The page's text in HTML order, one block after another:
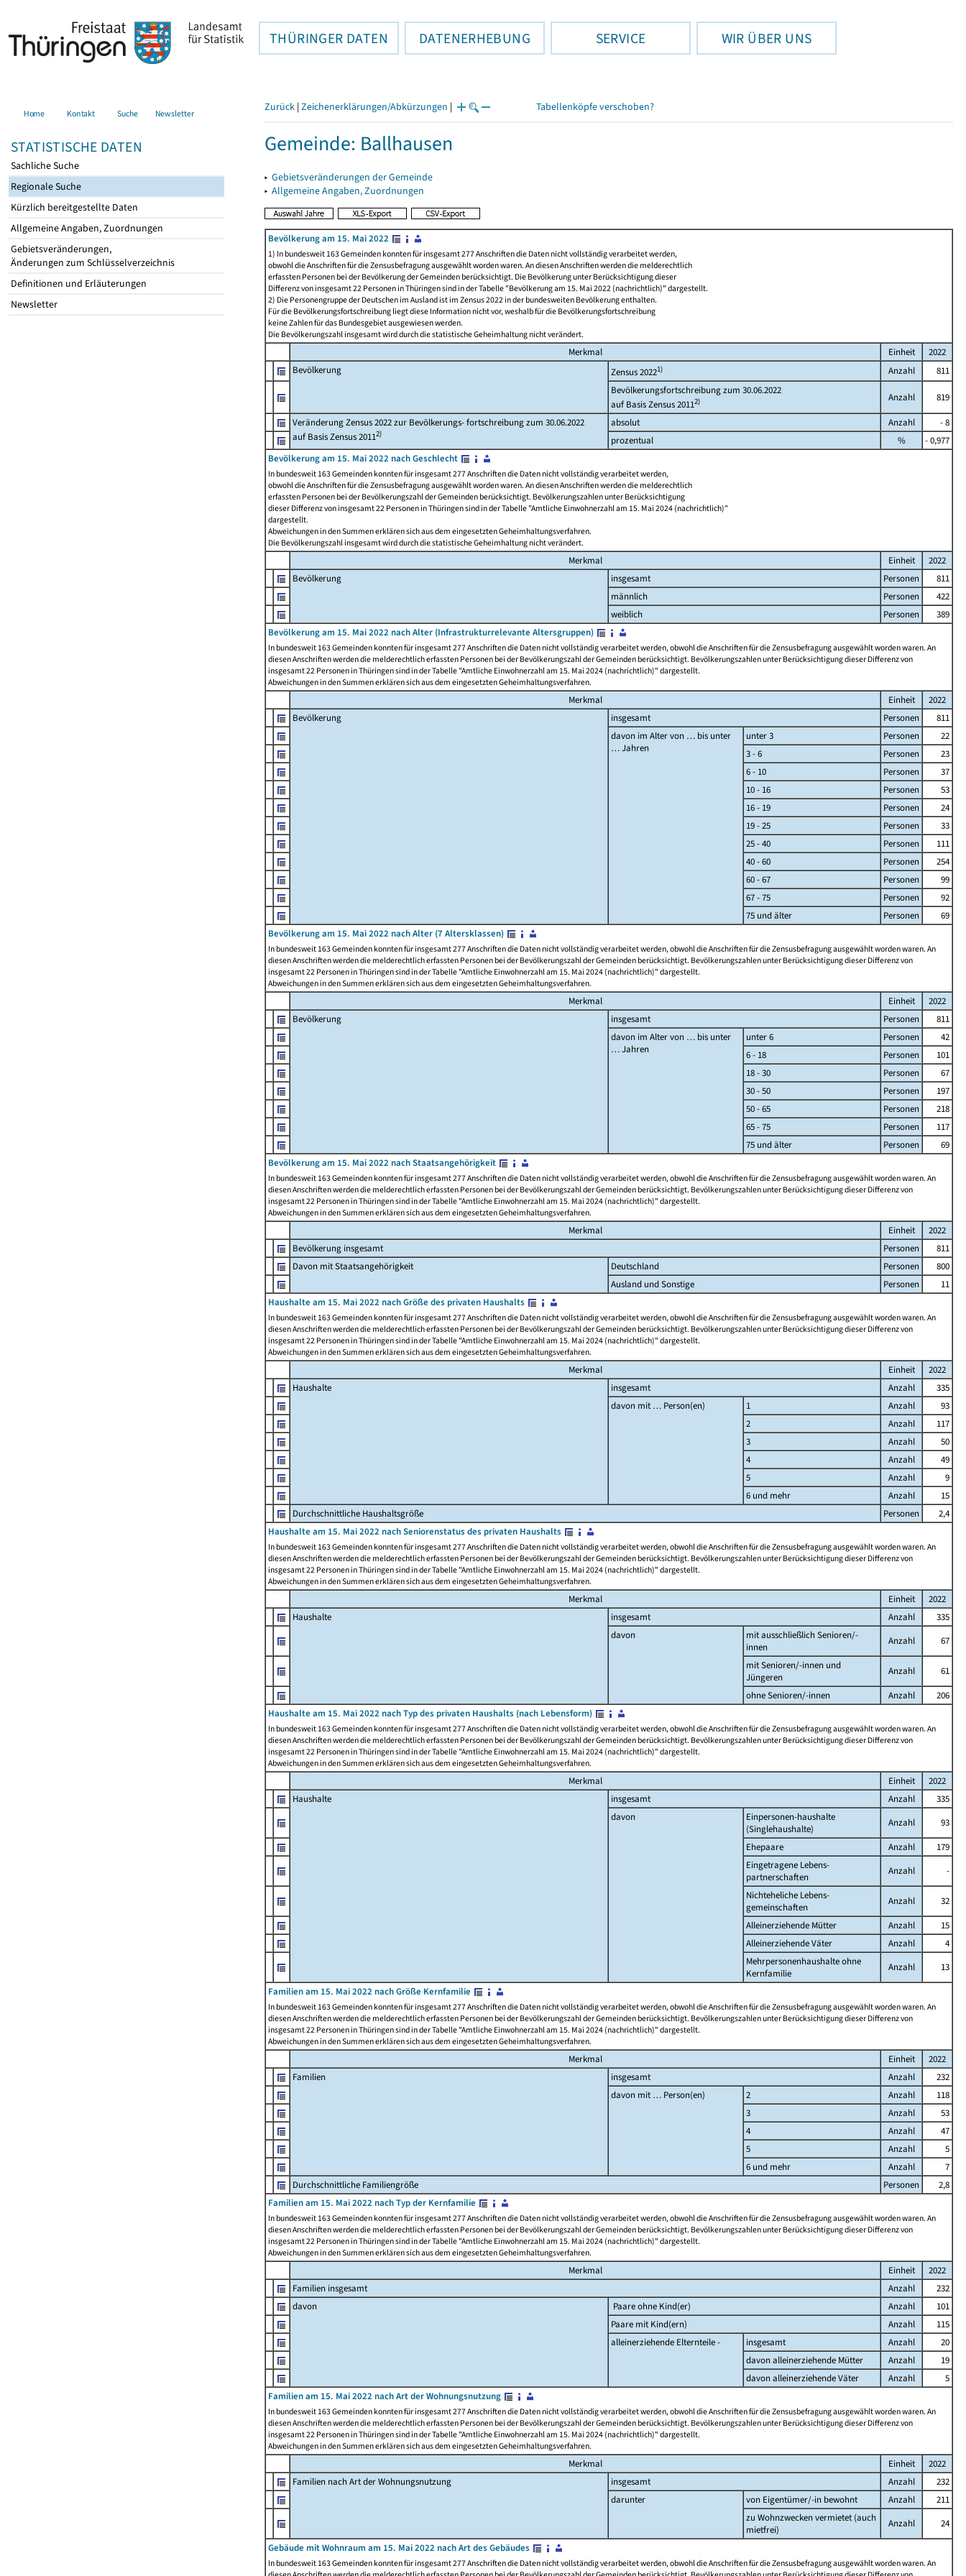
THÜRINGER DATEN DATENERHEBUNG SERVICE WIR ÜBER UNS
Home Kontakt Suche Newsletter
STATISTISCHE DATEN
Sachliche Suche
Regionale Suche
Kürzlich bereitgestellte Daten
Allgemeine Angaben, Zuordnungen
Gebietsveränderungen,
Änderungen zum Schlüsselverzeichnis
Definitionen und Erläuterungen
Newsletter
Zurück | Zeichenerklärungen/Abkürzungen | Tabellenköpfe verschoben?
Gemeinde: Ballhausen
▸ Gebietsveränderungen der Gemeinde
▸ Allgemeine Angaben, Zuordnungen
Bevölkerung am 15. Mai 2022
1) In bundesweit 163 Gemeinden konnten für insgesamt 277 Anschriften die Daten nicht vollständig verarbeitet werden,
obwohl die Anschriften für die Zensusbefragung ausgewählt worden waren. An diesen Anschriften werden die melderechtlich
erfassten Personen bei der Bevölkerung der Gemeinden berücksichtigt. Die Bevölkerung unter Berücksichtigung dieser
Differenz von insgesamt 22 Personen in Thüringen sind in der Tabelle "Bevölkerung am 15. Mai 2022 (nachrichtlich)" dargestellt.
2) Die Personengruppe der Deutschen im Ausland ist im Zensus 2022 in der bundesweiten Bevölkerung enthalten.
Für die Bevölkerungsfortschreibung liegt diese Information nicht vor, weshalb für die Bevölkerungsfortschreibung
keine Zahlen für das Bundesgebiet ausgewiesen werden.
Die Bevölkerungszahl insgesamt wird durch die statistische Geheimhaltung nicht verändert.
Merkmal Einheit
2022
Bevölkerung
Zensus 20221) Anzahl
811
Bevölkerungsfortschreibung zum 30.06.2022
auf Basis Zensus 20112) Anzahl 819
Veränderung Zensus 2022 zur Bevölkerungs- fortschreibung zum 30.06.2022
auf Basis Zensus 20112)
absolut Anzahl
- 8
prozentual
%
- 0,977
Bevölkerung am 15. Mai 2022 nach Geschlecht
In bundesweit 163 Gemeinden konnten für insgesamt 277 Anschriften die Daten nicht vollständig verarbeitet werden,
obwohl die Anschriften für die Zensusbefragung ausgewählt worden waren. An diesen Anschriften werden die melderechtlich
erfassten Personen bei der Bevölkerungszahl der Gemeinden berücksichtigt. Bevölkerungszahlen unter Berücksichtigung
dieser Differenz von insgesamt 22 Personen in Thüringen sind in der Tabelle "Amtliche Einwohnerzahl am 15. Mai 2024 (nachrichtlich)"
dargestellt.
Abweichungen in den Summen erklären sich aus dem eingesetzten Geheimhaltungsverfahren.
Die Bevölkerungszahl insgesamt wird durch die statistische Geheimhaltung nicht verändert.
Merkmal Einheit
2022
Bevölkerung
insgesamt Personen
811
männlich
Personen
422
weiblich
Personen
389
Bevölkerung am 15. Mai 2022 nach Alter (Infrastrukturrelevante Altersgruppen)
In bundesweit 163 Gemeinden konnten für insgesamt 277 Anschriften die Daten nicht vollständig verarbeitet werden, obwohl die Anschriften für die Zensusbefragung ausgewählt worden waren. An
diesen Anschriften werden die melderechtlich erfassten Personen bei der Bevölkerungszahl der Gemeinden berücksichtigt. Bevölkerungszahlen unter Berücksichtigung dieser Differenz von
insgesamt 22 Personen in Thüringen sind in der Tabelle "Amtliche Einwohnerzahl am 15. Mai 2024 (nachrichtlich)" dargestellt.
Abweichungen in den Summen erklären sich aus dem eingesetzten Geheimhaltungsverfahren.
Merkmal Einheit
2022
Bevölkerung
insgesamt Personen
811
davon im Alter von … bis unter
… Jahren
unter 3 Personen
22
3 - 6
Personen
23
6 - 10
Personen
37
10 - 16
Personen
53
16 - 19
Personen
24
19 - 25
Personen
33
25 - 40
Personen
111
40 - 60
Personen
254
60 - 67
Personen
99
67 - 75
Personen
92
75 und älter
Personen
69
Bevölkerung am 15. Mai 2022 nach Alter (7 Altersklassen)
In bundesweit 163 Gemeinden konnten für insgesamt 277 Anschriften die Daten nicht vollständig verarbeitet werden, obwohl die Anschriften für die Zensusbefragung ausgewählt worden waren. An
diesen Anschriften werden die melderechtlich erfassten Personen bei der Bevölkerungszahl der Gemeinden berücksichtigt. Bevölkerungszahlen unter Berücksichtigung dieser Differenz von
insgesamt 22 Personen in Thüringen sind in der Tabelle "Amtliche Einwohnerzahl am 15. Mai 2024 (nachrichtlich)" dargestellt.
Abweichungen in den Summen erklären sich aus dem eingesetzten Geheimhaltungsverfahren.
Merkmal Einheit
2022
Bevölkerung
insgesamt Personen
811
davon im Alter von … bis unter
… Jahren
unter 6 Personen
42
6 - 18
Personen
101
18 - 30
Personen
67
30 - 50
Personen
197
50 - 65
Personen
218
65 - 75
Personen
117
75 und älter
Personen
69
Bevölkerung am 15. Mai 2022 nach Staatsangehörigkeit
In bundesweit 163 Gemeinden konnten für insgesamt 277 Anschriften die Daten nicht vollständig verarbeitet werden, obwohl die Anschriften für die Zensusbefragung ausgewählt worden waren. An
diesen Anschriften werden die melderechtlich erfassten Personen bei der Bevölkerungszahl der Gemeinden berücksichtigt. Bevölkerungszahlen unter Berücksichtigung dieser Differenz von
insgesamt 22 Personen in Thüringen sind in der Tabelle "Amtliche Einwohnerzahl am 15. Mai 2024 (nachrichtlich)" dargestellt.
Abweichungen in den Summen erklären sich aus dem eingesetzten Geheimhaltungsverfahren.
Merkmal Einheit
2022
Bevölkerung insgesamt
Personen
811
Davon mit Staatsangehörigkeit
Deutschland Personen
800
Ausland und Sonstige
Personen
11
Haushalte am 15. Mai 2022 nach Größe des privaten Haushalts
In bundesweit 163 Gemeinden konnten für insgesamt 277 Anschriften die Daten nicht vollständig verarbeitet werden, obwohl die Anschriften für die Zensusbefragung ausgewählt worden waren. An
diesen Anschriften werden die melderechtlich erfassten Personen bei der Bevölkerungszahl der Gemeinden berücksichtigt. Bevölkerungszahlen unter Berücksichtigung dieser Differenz von
insgesamt 22 Personen in Thüringen sind in der Tabelle "Amtliche Einwohnerzahl am 15. Mai 2024 (nachrichtlich)" dargestellt.
Abweichungen in den Summen erklären sich aus dem eingesetzten Geheimhaltungsverfahren.
Merkmal Einheit
2022
Haushalte
insgesamt Anzahl
335
davon mit … Person(en)
1 Anzahl
93
2
Anzahl
117
3
Anzahl
50
4
Anzahl
49
5
Anzahl
9
6 und mehr
Anzahl
15
Durchschnittliche Haushaltsgröße
Personen
2,4
Haushalte am 15. Mai 2022 nach Seniorenstatus des privaten Haushalts
In bundesweit 163 Gemeinden konnten für insgesamt 277 Anschriften die Daten nicht vollständig verarbeitet werden, obwohl die Anschriften für die Zensusbefragung ausgewählt worden waren. An
diesen Anschriften werden die melderechtlich erfassten Personen bei der Bevölkerungszahl der Gemeinden berücksichtigt. Bevölkerungszahlen unter Berücksichtigung dieser Differenz von
insgesamt 22 Personen in Thüringen sind in der Tabelle "Amtliche Einwohnerzahl am 15. Mai 2024 (nachrichtlich)" dargestellt.
Abweichungen in den Summen erklären sich aus dem eingesetzten Geheimhaltungsverfahren.
Merkmal Einheit
2022
Haushalte
insgesamt Anzahl
335
davon
mit ausschließlich Senioren/-
innen
Anzahl
67
mit Senioren/-innen und
Jüngeren
Anzahl
61
ohne Senioren/-innen
Anzahl
206
Haushalte am 15. Mai 2022 nach Typ des privaten Haushalts (nach Lebensform)
In bundesweit 163 Gemeinden konnten für insgesamt 277 Anschriften die Daten nicht vollständig verarbeitet werden, obwohl die Anschriften für die Zensusbefragung ausgewählt worden waren. An
diesen Anschriften werden die melderechtlich erfassten Personen bei der Bevölkerungszahl der Gemeinden berücksichtigt. Bevölkerungszahlen unter Berücksichtigung dieser Differenz von
insgesamt 22 Personen in Thüringen sind in der Tabelle "Amtliche Einwohnerzahl am 15. Mai 2024 (nachrichtlich)" dargestellt.
Abweichungen in den Summen erklären sich aus dem eingesetzten Geheimhaltungsverfahren.
Merkmal Einheit
2022
Haushalte
insgesamt Anzahl
335
davon
Einpersonen-haushalte
(Singlehaushalte)
Anzahl
93
Ehepaare
Anzahl
179
Eingetragene Lebens-
partnerschaften
Anzahl
-
Nichteheliche Lebens-
gemeinschaften
Anzahl
32
Alleinerziehende Mütter
Anzahl
15
Alleinerziehende Väter
Anzahl
4
Mehrpersonenhaushalte ohne
Kernfamilie
Anzahl
13
Familien am 15. Mai 2022 nach Größe Kernfamilie
In bundesweit 163 Gemeinden konnten für insgesamt 277 Anschriften die Daten nicht vollständig verarbeitet werden, obwohl die Anschriften für die Zensusbefragung ausgewählt worden waren. An
diesen Anschriften werden die melderechtlich erfassten Personen bei der Bevölkerungszahl der Gemeinden berücksichtigt. Bevölkerungszahlen unter Berücksichtigung dieser Differenz von
insgesamt 22 Personen in Thüringen sind in der Tabelle "Amtliche Einwohnerzahl am 15. Mai 2024 (nachrichtlich)" dargestellt.
Abweichungen in den Summen erklären sich aus dem eingesetzten Geheimhaltungsverfahren.
Merkmal Einheit
2022
Familien
insgesamt Anzahl
232
davon mit … Person(en)
2 Anzahl
118
3
Anzahl
53
4
Anzahl
47
5
Anzahl
5
6 und mehr
Anzahl
7
Durchschnittliche Familiengröße
Personen
2,8
Familien am 15. Mai 2022 nach Typ der Kernfamilie
In bundesweit 163 Gemeinden konnten für insgesamt 277 Anschriften die Daten nicht vollständig verarbeitet werden, obwohl die Anschriften für die Zensusbefragung ausgewählt worden waren. An
diesen Anschriften werden die melderechtlich erfassten Personen bei der Bevölkerungszahl der Gemeinden berücksichtigt. Bevölkerungszahlen unter Berücksichtigung dieser Differenz von
insgesamt 22 Personen in Thüringen sind in der Tabelle "Amtliche Einwohnerzahl am 15. Mai 2024 (nachrichtlich)" dargestellt.
Abweichungen in den Summen erklären sich aus dem eingesetzten Geheimhaltungsverfahren.
Merkmal Einheit
2022
Familien insgesamt
Anzahl
232
davon
Paare ohne Kind(er) Anzahl
101
Paare mit Kind(ern)
Anzahl
115
alleinerziehende Elternteile -
insgesamt Anzahl
20
davon alleinerziehende Mütter
Anzahl
19
davon alleinerziehende Väter
Anzahl
5
Familien am 15. Mai 2022 nach Art der Wohnungsnutzung
In bundesweit 163 Gemeinden konnten für insgesamt 277 Anschriften die Daten nicht vollständig verarbeitet werden, obwohl die Anschriften für die Zensusbefragung ausgewählt worden waren. An
diesen Anschriften werden die melderechtlich erfassten Personen bei der Bevölkerungszahl der Gemeinden berücksichtigt. Bevölkerungszahlen unter Berücksichtigung dieser Differenz von
insgesamt 22 Personen in Thüringen sind in der Tabelle "Amtliche Einwohnerzahl am 15. Mai 2024 (nachrichtlich)" dargestellt.
Abweichungen in den Summen erklären sich aus dem eingesetzten Geheimhaltungsverfahren.
Merkmal Einheit
2022
Familien nach Art der Wohnungsnutzung
insgesamt Anzahl
232
darunter
von Eigentümer/-in bewohnt Anzahl
211
zu Wohnzwecken vermietet (auch
mietfrei)
Anzahl
24
Gebäude mit Wohnraum am 15. Mai 2022 nach Art des Gebäudes
In bundesweit 163 Gemeinden konnten für insgesamt 277 Anschriften die Daten nicht vollständig verarbeitet werden, obwohl die Anschriften für die Zensusbefragung ausgewählt worden waren. An